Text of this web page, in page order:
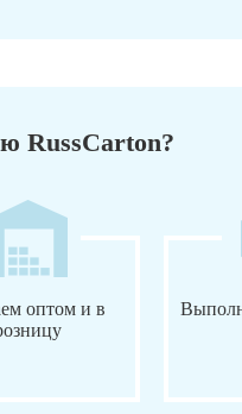
RussCarton?
оптом и в